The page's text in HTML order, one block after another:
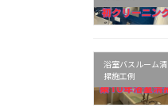
浴室バスルーム清
掃施工例